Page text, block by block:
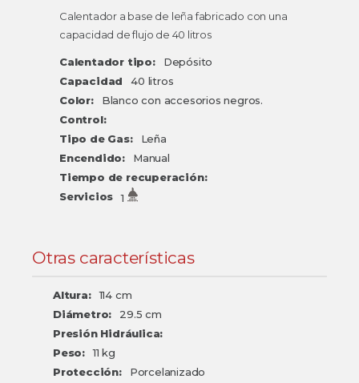
Calentador a base de leña fabricado con una
capacidad de flujo de 40 litros
Calentador tipo:
Depósito
Capacidad
40 litros
Color:
Blanco con accesorios negros.
Control:
Tipo de Gas:
Leña
Encendido:
Manual
Tiempo de recuperación:
Servicios
1
Otras características
Altura:
114 cm
Diámetro:
29.5 cm
Presión Hidráulica:
Peso:
11 kg
Protección:
Porcelanizado